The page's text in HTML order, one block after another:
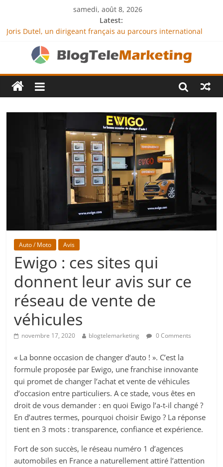
samedi, août 8, 2026
Latest:
Joris Dutel, un dirigeant français au parcours international
Agria Assurance Animaux : comment l’entreprise se
démarque-t-elle de la concurrence ?
JCA Academy : l’excellence au service de l’indépendance
financière
Denis Bouclon : la diplomatie éducative comme moteur de
Next Terra International : des solutions logistiques au service
du commerce international
Auto / Moto Avis
Ewigo : ces sites qui
donnent leur avis sur ce
réseau de vente de
véhicules
novembre 17, 2020 blogtelemarketing 0 Comments
« La bonne occasion de changer d’auto ! ». C’est la
formule proposée par Ewigo, une franchise innovante
qui promet de changer l’achat et vente de véhicules
d’occasion entre particuliers. A ce stade, vous êtes en
droit de vous demander : en quoi Ewigo l’a-t-il changé ?
En d’autres termes, pourquoi choisir Ewigo ? La réponse
tient en 3 mots : transparence, confiance et expérience.
Fort de son succès, le réseau numéro 1 d’agences
automobiles en France a naturellement attiré l’attention